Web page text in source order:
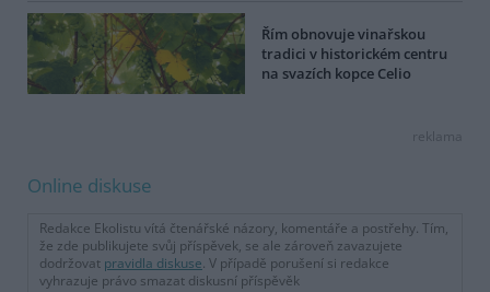
Řím obnovuje vinařskou
tradici v historickém centru
na svazích kopce Celio
reklama
Online diskuse
Redakce Ekolistu vítá čtenářské názory, komentáře a postřehy. Tím,
že zde publikujete svůj příspěvek, se ale zároveň zavazujete
dodržovat pravidla diskuse. V případě porušení si redakce
vyhrazuje právo smazat diskusní příspěvěk